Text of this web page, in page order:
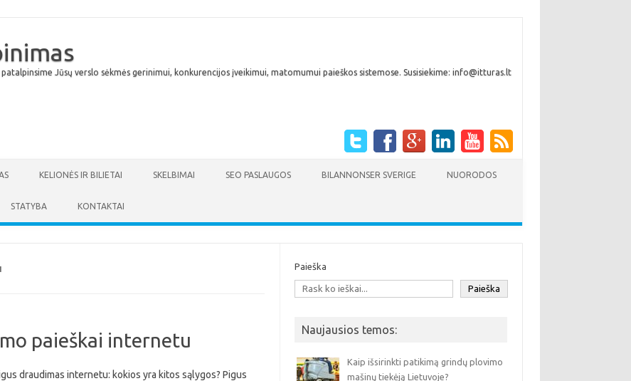
Jūsų verslo sėkmės gerinimui, konkurencijos įveikimui, matomumui paieškos sistemose. Susisiekime: info@itturas.lt
KELIONĖS IR BILIETAI SKELBIMAI SEO PASLAUGOS BILANNONSER SVERIGE NUORODOS
STATYBA KONTAKTAI
paieškai internetu
draudimas internetu: kokios yra kitos sąlygos? Pigus
Paieška
Paieška
Naujausios temos:
Kaip išsirinkti patikimą grindų plovimo
mašinų tiekėją Lietuvoje?